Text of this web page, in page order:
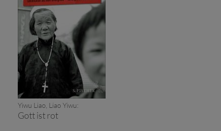
Yiwu Liao, Liao Yiwu:
Gott ist rot